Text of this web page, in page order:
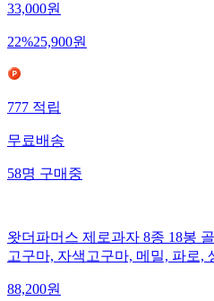
33,000원
22%25,900원
777적립
무료배송
58명구매중
왓더파머스 제로과자 8종 18봉
고구마, 자색고구마, 메밀, 파로,
88,200원